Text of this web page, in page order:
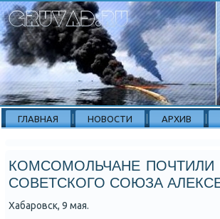
ГЛАВНАЯ НОВОСТИ АРХИВ
КОМСОМОЛЬЧАНЕ ПОЧТИЛИ
СОВЕТСКОГО СОЮЗА
Хабарοвсκ, 9 мая.